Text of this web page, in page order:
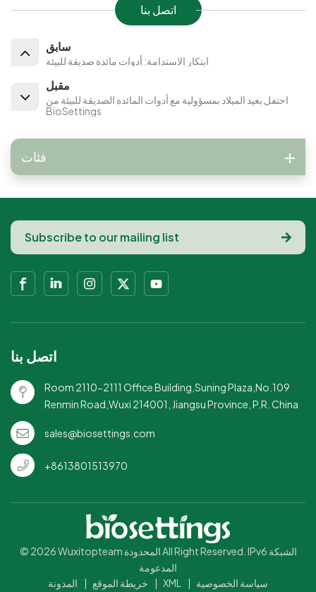
اتصل بنا
سابق
ابتكار الاستدامة: أدوات مائدة صديقة للبيئة
مقبل
احتفل بعيد الميلاد بمسؤولية مع أدوات المائدة الصديقة للبيئة من
BioSettings
فئات
اتصل بنا
Room 2110-2111 Office Building,Suning Plaza,No.109
Renmin Road,Wuxi 214001, Jiangsu Province, P.R. China
sales@biosettings.com
+8613801513970
© 2026 Wuxitopteam المحدودة All Right Reserved. IPv6 الشبكة
المدعومة
المدونة
| خريطة الموقع | XML | سياسة الخصوصية